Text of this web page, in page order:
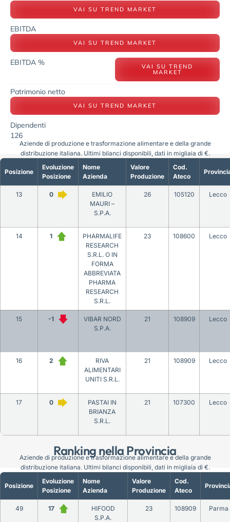
VAI SU TREND MARKET
EBITDA
VAI SU TREND MARKET
EBITDA % VAI SU TREND
MARKET
Patrimonio netto
VAI SU TREND MARKET
Dipendenti
126
Ranking nella Provincia
Posizione
Evoluzione
Posizione
Nome
Azienda
Valore
Produzione
Cod.
Ateco
13 0
EMILIO
MAURI –
S.P.A.
26 105120 Lecco
14 1
PHARMALIFE
RESEARCH
S.R.L. O IN
FORMA
ABBREVIATA
PHARMA
RESEARCH
S.R.L.
23 108600 Lecco
15 -1
VIBAR NORD
S.P.A.
21 108909 Lecco
16 2
RIVA
ALIMENTARI
UNITI S.R.L.
21 108909 Lecco
17 0
PASTAI IN
BRIANZA
S.R.L.
21 107300 Lecco
Aziende di produzione e trasformazione alimentare e della grande
distribuzione italiana. Ultimi bilanci disponibili, dati in migliaia di €.
Posizione
Evoluzione
Posizione
Nome
Azienda
Valore
Produzione
Cod.
Ateco
49 17
HIFOOD
S.P.A.
23 108909 Parma
Aziende di produzione e trasformazione alimentare e della grande
distribuzione italiana. Ultimi bilanci disponibili, dati in migliaia di €.